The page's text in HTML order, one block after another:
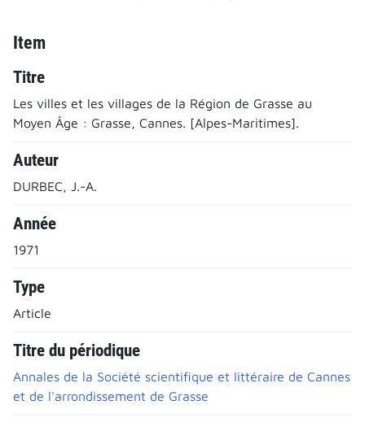
Item
Titre
Les villes et les villages de la Région de Grasse au
Moyen Âge : Grasse, Cannes. [Alpes-Maritimes].
Auteur
DURBEC, J.-A.
Année
1971
Type
Article
Titre du périodique
Annales de la Société scientifique et littéraire de Cannes
et de l'arrondissement de Grasse